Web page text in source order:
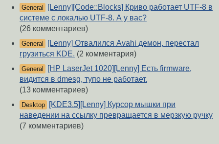
General
[Lenny][Code::Blocks] Криво работает UTF-8 в
системе с локалью UTF-8. А у вас?
(26 комментариев)
General
[Lenny] Отвалился Avahi демон, перестал
грузиться KDE. (2 комментария)
General
[HP LaserJet 1020][Lenny] Есть firmware,
видится в dmesg, тупо не работает.
(13 комментариев)
Desktop
[KDE3.5][Lenny] Курсор мышки при
наведении на ссылку превращается в мерзкую ручку
(7 комментариев)